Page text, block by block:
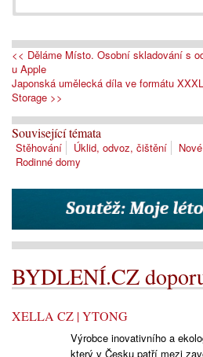
<< Děláme Místo. Osobní skladování s
u Apple
Japonská umělecká díla ve formátu
Storage >>
Související témata
Stěhování Úklid, odvoz, čištění
Rodinné domy
BYDLENÍ.CZ
XELLA CZ | YTONG
Výrobce inovativního a
který v Česku patří mezi